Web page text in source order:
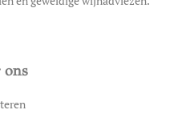
ons